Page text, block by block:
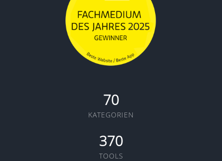
70
KATEGORIEN
370
TOOLS